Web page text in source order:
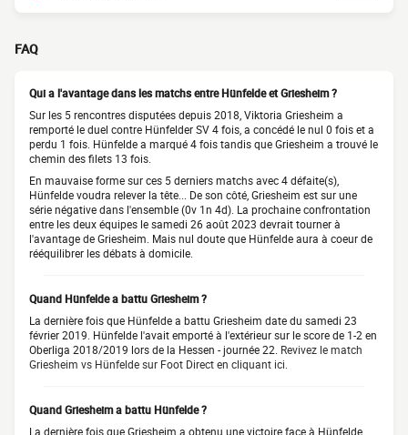
FAQ
Qui a l'avantage dans les matchs entre Hünfelde et Griesheim ?
Sur les 5 rencontres disputées depuis 2018, Viktoria Griesheim a
remporté le duel contre Hünfelder SV 4 fois, a concédé le nul 0 fois et a
perdu 1 fois. Hünfelde a marqué 4 fois tandis que Griesheim a trouvé le
chemin des filets 13 fois.
En mauvaise forme sur ces 5 derniers matchs avec 4 défaite(s),
Hünfelde voudra relever la tête... De son côté, Griesheim est sur une
série négative dans l'ensemble (0v 1n 4d). La prochaine confrontation
entre les deux équipes le samedi 26 août 2023 devrait tourner à
l'avantage de Griesheim. Mais nul doute que Hünfelde aura à coeur de
rééquilibrer les débats à domicile.
Quand Hünfelde a battu Griesheim ?
La dernière fois que Hünfelde a battu Griesheim date du samedi 23
février 2019. Hünfelde l'avait emporté à l'extérieur sur le score de 1-2 en
Oberliga 2018/2019 lors de la Hessen - journée 22. Revivez le match
Griesheim vs Hünfelde sur Foot Direct en cliquant ici.
Quand Griesheim a battu Hünfelde ?
La dernière fois que Griesheim a obtenu une victoire face à Hünfelde